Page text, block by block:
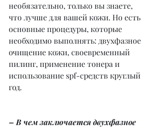
необязательно, только вы знаете,
что лучше для вашей кожи. Но есть
основные процедуры, которые
необходимо выполнять: двухфазное
очищение кожи, своевременный
пилинг, применение тонера и
использование spf-средств круглый
год.
– В чем заключается двухфазное